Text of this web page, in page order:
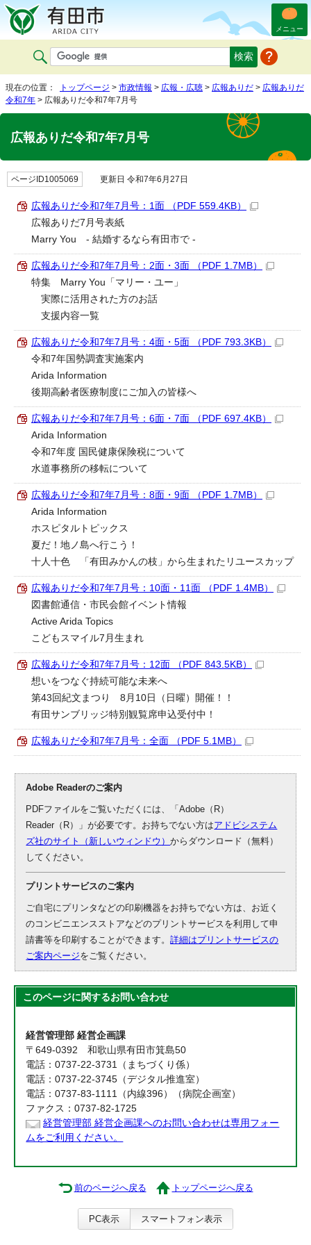
メニュー
現在の位置： トップページ > 市政情報 > 広報・広聴 > 広報ありだ > 広報ありだ
令和7年 > 広報ありだ令和7年7月号
広報ありだ令和7年7月号
ページID1005069 更新日 令和7年6月27日
広報ありだ令和7年7月号：1面 （PDF 559.4KB）
広報ありだ7月号表紙
Marry You - 結婚するなら有田市で -
広報ありだ令和7年7月号：2面・3面 （PDF 1.7MB）
特集 Marry You「マリー・ユー」
実際に活用された方のお話
支援内容一覧
広報ありだ令和7年7月号：4面・5面 （PDF 793.3KB）
令和7年国勢調査実施案内
Arida Information
後期高齢者医療制度にご加入の皆様へ
広報ありだ令和7年7月号：6面・7面 （PDF 697.4KB）
Arida Information
令和7年度 国民健康保険税について
水道事務所の移転について
広報ありだ令和7年7月号：8面・9面 （PDF 1.7MB）
Arida Information
ホスピタルトピックス
夏だ！地ノ島へ行こう！
十人十色 「有田みかんの枝」から生まれたリユースカップ
広報ありだ令和7年7月号：10面・11面 （PDF 1.4MB）
図書館通信・市民会館イベント情報
Active Arida Topics
こどもスマイル7月生まれ
広報ありだ令和7年7月号：12面 （PDF 843.5KB）
想いをつなぐ持続可能な未来へ
第43回紀文まつり 8月10日（日曜）開催！！
有田サンブリッジ特別観覧席申込受付中！
広報ありだ令和7年7月号：全面 （PDF 5.1MB）
Adobe Readerのご案内
PDFファイルをご覧いただくには、「Adobe（R）
Reader（R）」が必要です。お持ちでない方はアドビシステム
ズ社のサイト（新しいウィンドウ）からダウンロード（無料）
してください。
プリントサービスのご案内
ご自宅にプリンタなどの印刷機器をお持ちでない方は、お近く
のコンビニエンスストアなどのプリントサービスを利用して申
請書等を印刷することができます。詳細はプリントサービスの
ご案内ページをご覧ください。
このページに関するお問い合わせ
経営管理部 経営企画課
〒649-0392 和歌山県有田市箕島50
電話：0737-22-3731（まちづくり係）
電話：0737-22-3745（デジタル推進室）
電話：0737-83-1111（内線396）（病院企画室）
ファクス：0737-82-1725
経営管理部 経営企画課へのお問い合わせは専用フォー
ムをご利用ください。
前のページへ戻る トップページへ戻る
PC表示 スマートフォン表示